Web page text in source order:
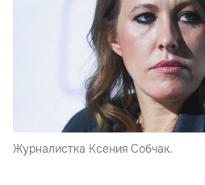
Журналистка Ксения Собчак.